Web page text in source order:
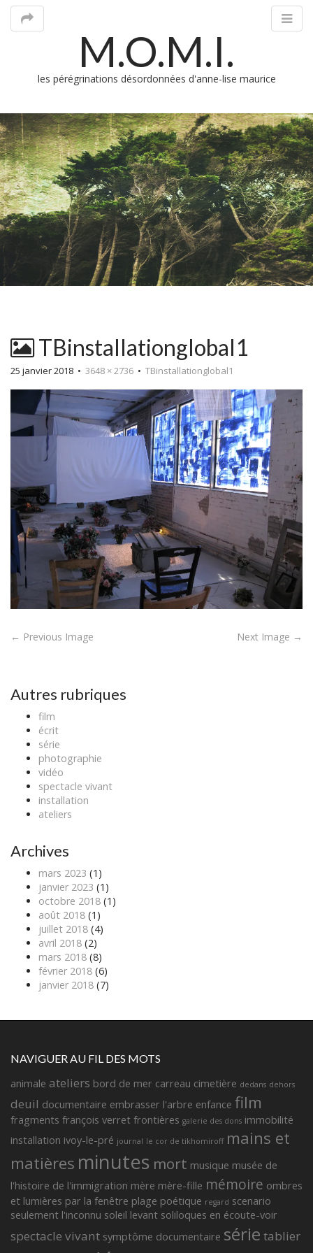
M.O.M.I.
les pérégrinations désordonnées d'anne-lise maurice
TBinstallationglobal1
25 janvier 2018 • 3648 × 2736 • TBinstallationglobal1
P
t
o
← Previous Image Next Image →
Autres rubriques
film
écrit
série
photographie
vidéo
spectacle vivant
installation
ateliers
Archives
mars 2023 (1)
janvier 2023 (1)
octobre 2018 (1)
août 2018 (1)
juillet 2018 (4)
avril 2018 (2)
mars 2018 (8)
février 2018 (6)
janvier 2018 (7)
NAVIGUER AU FIL DES MOTS
animale ateliers bord de mer carreau cimetière dedans dehors
deuil documentaire embrasser l'arbre enfance film
fragments françois verret frontières galerie des dons immobilité
installation ivoy-le-pré journal le cor de tikhomiroff mains et
matières minutes mort musique musée de
l'histoire de l'immigration mère mère-fille mémoire ombres
et lumières par la fenêtre plage poétique regard scenario
seulement l'inconnu soleil levant soliloques en écoute-voir
spectacle vivant symptôme documentaire série tablier